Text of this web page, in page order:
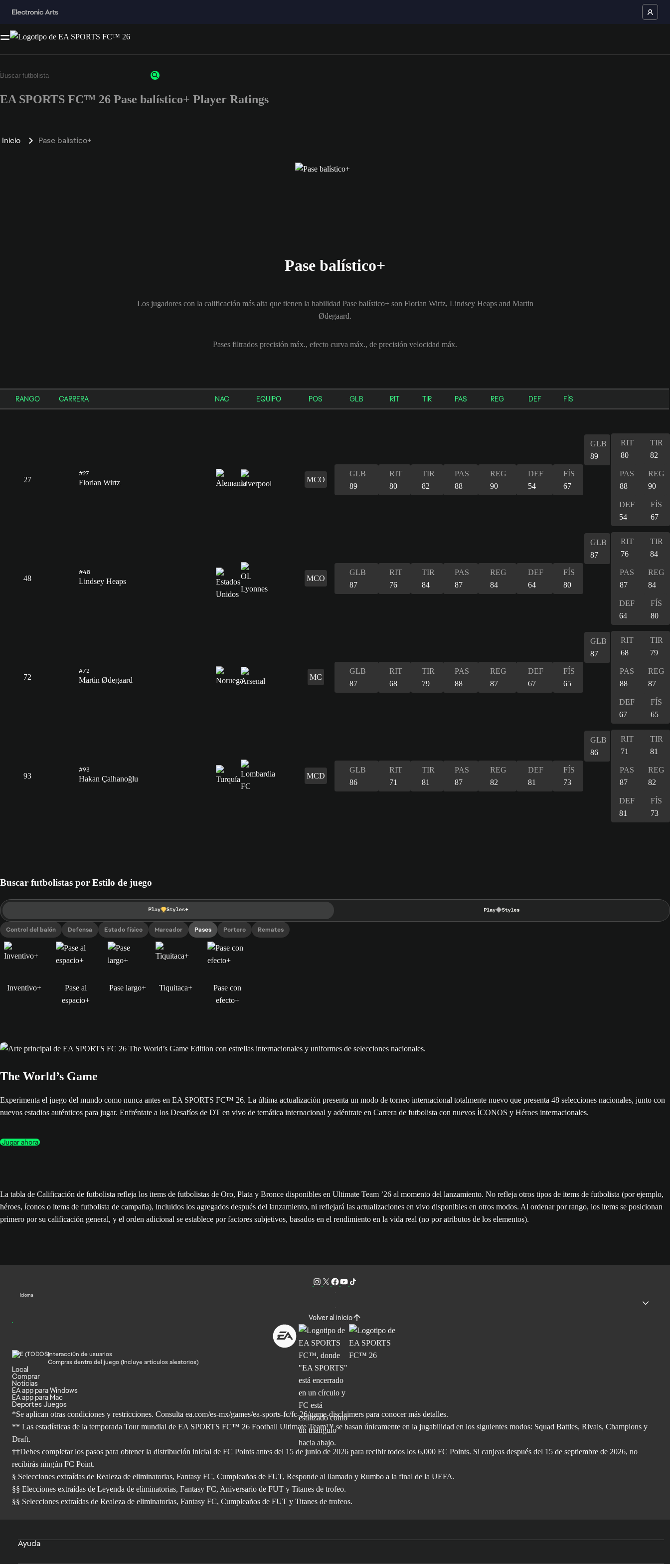
EA SPORTS FC™ 26 Pase balístico+ Player Ratings
Inicio Pase balístico+
Pase balístico+
Los jugadores con la calificación más alta que tienen la habilidad Pase balístico+ son Florian Wirtz, Lindsey Heaps and Martin
Ødegaard.
Pases filtrados precisión máx., efecto curva máx., de precisión velocidad máx.
RANGO CARRERA NAC EQUIPO POS GLB RIT TIR PAS REG DEF FÍS
27
#27
Florian Wirtz MCO
GLB
89
RIT
80
TIR
82
PAS
88
REG
90
DEF
54
FÍS
67
GLB
89
RIT
80
TIR
82
PAS
88
REG
90
DEF
54
FÍS
67
48
#48
Lindsey Heaps MCO
GLB
87
RIT
76
TIR
84
PAS
87
REG
84
DEF
64
FÍS
80
GLB
87
RIT
76
TIR
84
PAS
87
REG
84
DEF
64
FÍS
80
72
#72
Martin Ødegaard MC
GLB
87
RIT
68
TIR
79
PAS
88
REG
87
DEF
67
FÍS
65
GLB
87
RIT
68
TIR
79
PAS
88
REG
87
DEF
67
FÍS
65
93
#93
Hakan Çalhanoğlu MCD
GLB
86
RIT
71
TIR
81
PAS
87
REG
82
DEF
81
FÍS
73
GLB
86
RIT
71
TIR
81
PAS
87
REG
82
DEF
81
FÍS
73
Buscar futbolistas por Estilo de juego
Control del balón Defensa Estado físico Marcador Pases Portero Remates
Inventivo+
Pase al
espacio+
Pase largo+ Tiquitaca+
Pase con
efecto+
The World’s Game
Experimenta el juego del mundo como nunca antes en EA SPORTS FC™ 26. La última actualización presenta un modo de torneo internacional totalmente nuevo que presenta 48 selecciones nacionales, junto con
nuevos estadios auténticos para jugar. Enfréntate a los Desafíos de DT en vivo de temática internacional y adéntrate en Carrera de futbolista con nuevos ÍCONOS y Héroes internacionales.
Jugar ahora
La tabla de Calificación de futbolista refleja los items de futbolistas de Oro, Plata y Bronce disponibles en Ultimate Team ’26 al momento del lanzamiento. No refleja otros tipos de items de futbolista (por ejemplo,
héroes, íconos o items de futbolista de campaña), incluidos los agregados después del lanzamiento, ni reflejará las actualizaciones en vivo disponibles en otros modos. Al ordenar por rango, los items se posicionan
primero por su calificación general, y el orden adicional se establece por factores subjetivos, basados en el rendimiento en la vida real (no por atributos de los elementos).
Idioma
Volver al inicio
Interacción de usuarios
Compras dentro del juego (Incluye artículos aleatorios)
Local
Comprar
Noticias
EA app para Windows
EA app para Mac
Deportes Juegos
*Se aplican otras condiciones y restricciones. Consulta ea.com/es-mx/games/ea-sports-fc/fc-26/game-disclaimers para conocer más detalles.
** Las estadísticas de la temporada Tour mundial de EA SPORTS FC™ 26 Football Ultimate Team™ se basan únicamente en la jugabilidad en los siguientes modos: Squad Battles, Rivals, Champions y
Draft.
††Debes completar los pasos para obtener la distribución inicial de FC Points antes del 15 de junio de 2026 para recibir todos los 6,000 FC Points. Si canjeas después del 15 de septiembre de 2026, no
recibirás ningún FC Point.
§ Selecciones extraídas de Realeza de eliminatorias, Fantasy FC, Cumpleaños de FUT, Responde al llamado y Rumbo a la final de la UEFA.
§§ Elecciones extraídas de Leyenda de eliminatorias, Fantasy FC, Aniversario de FUT y Titanes de trofeo.
§§ Selecciones extraídas de Realeza de eliminatorias, Fantasy FC, Cumpleaños de FUT y Titanes de trofeos.
Ayuda